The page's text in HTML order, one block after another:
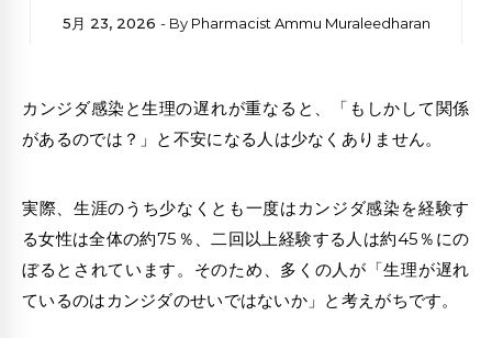
5月 23, 2026 - By Pharmacist Ammu Muraleedharan
カンジダ感染 と生理の遅れが重なると、「もしかして関係
があるのでは？」と不安になる人は少なくありません。
実際、生涯のうち少なくとも一度は カンジダ感染 を経験す
る女性は全体の約75％、二回以上経験する人は約45％にの
ぼるとされています。そのため、多くの人が「生理が遅れ
ているのはカンジダのせいではないか」と考えがちです。